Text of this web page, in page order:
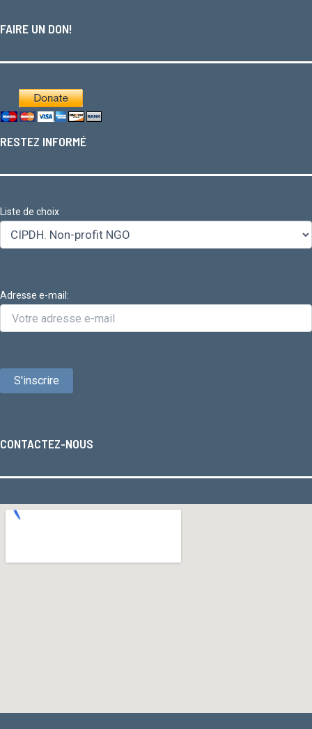
FAIRE UN DON!
RESTEZ INFORMÉ
Liste de choix
Adresse e-mail:
CONTACTEZ-NOUS